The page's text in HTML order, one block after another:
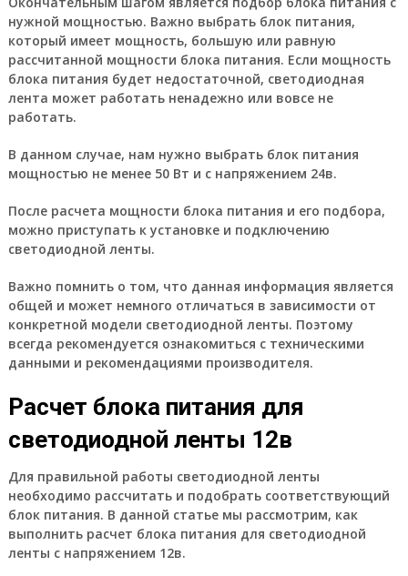
нужной мощностью. Важно выбрать блок питания,
который имеет мощность, большую или равную
рассчитанной мощности блока питания. Если мощность
блока питания будет недостаточной, светодиодная
лента может работать ненадежно или вовсе не
работать.
В данном случае, нам нужно выбрать блок питания
мощностью не менее 50 Вт и с напряжением 24в.
После расчета мощности блока питания и его подбора,
можно приступать к установке и подключению
светодиодной ленты.
Важно помнить о том, что данная информация является
общей и может немного отличаться в зависимости от
конкретной модели светодиодной ленты. Поэтому
всегда рекомендуется ознакомиться с техническими
данными и рекомендациями производителя.
Расчет блока питания для
светодиодной ленты 12в
Для правильной работы светодиодной ленты
необходимо рассчитать и подобрать соответствующий
блок питания. В данной статье мы рассмотрим, как
выполнить расчет блока питания для светодиодной
ленты с напряжением 12в.